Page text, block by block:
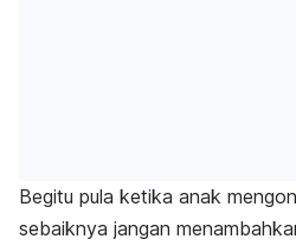
Begitu pula ketika anak
sebaiknya jangan